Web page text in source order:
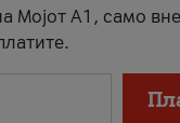
Мојот А1, само